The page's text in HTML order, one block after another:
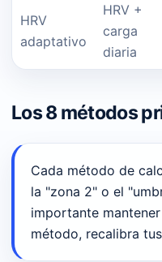
HRV
adaptativo
HRV +
carga
diaria
Los 8 métodos
Cada método de
la "zona 2" o el
importante
método, recalibra